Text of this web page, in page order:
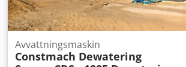
installationsrör - Vattenförbrukning:
000 kg FÖR MER INFORMATION,
OSS!
Avvattningsmaskin
Constmach Dewatering